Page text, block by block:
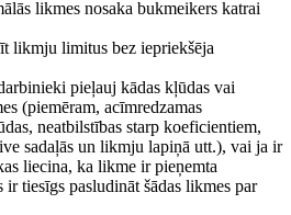
likmes nosaka bukmeikers katrai
likmju limitus bez iepriekšēja
pieļauj kādas kļūdas vai
(piemēram, acīmredzamas
neatbilstības starp koeficientiem,
sadaļās un likmju lapiņā utt.), vai ja ir
liecina, ka likme ir pieņemta
tiesīgs pasludināt šādas likmes par